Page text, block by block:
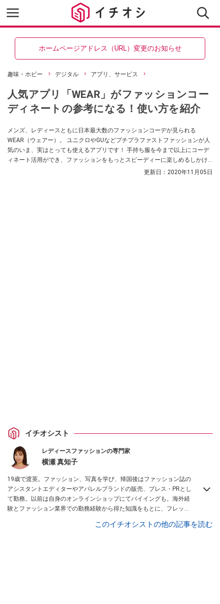
ホームページアドレス（URL）変更のお知らせ
趣味・ホビー デジタル アプリ、サービス
人気アプリ「WEAR」がファッションコー
ディネートの参考になる！使い方を紹介
メンズ、レディースともに日本最大数のファッションコーデが見られる
WEAR（ウェアー）。 ユニクロやGUなどプチプラファストファッションが人
気のいま、実はとっても使えるアプリです！ 手持ち服を今まで以上にコーデ
ィネート活用ができ、ファッションをもっとスピーディーに楽しめるしかけ
がいっぱい。 年代を問わず楽しめるWEARの活用方法を紹介していただきま
更新日： 2020年11月05日
イチオシスト
レディースファッションの専門家
横瀬 真知子
19歳で渡英。ファッション、写真を学び、帰国後はファッション誌の
アシスタントエディターやアパレルブランドの販売、プレス・PRとし
て勤務。以前は自身のオンラインショップにてバイイングも。海外経
験とファッション業界での勤務経験から得た知識をもとに、フレッシ
このイチオシストの他の記事を読む